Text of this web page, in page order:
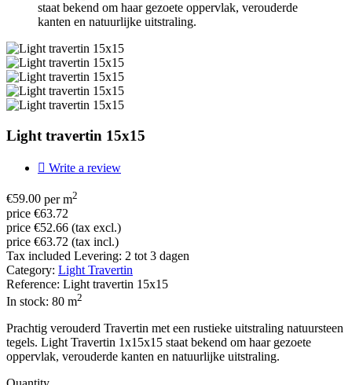
staat bekend om haar gezoete oppervlak, verouderde
kanten en natuurlijke uitstraling.
Light travertin 15x15
 Write a review
€59.00 per m2
price €63.72
price €52.66 (tax excl.)
price €63.72 (tax incl.)
Tax included Levering: 2 tot 3 dagen
Category: Light Travertin
Reference: Light travertin 15x15
In stock: 80 m2
Prachtig verouderd Travertin met een rustieke uitstraling natuursteen
tegels. Light Travertin 1x15x15 staat bekend om haar gezoete
oppervlak, verouderde kanten en natuurlijke uitstraling.